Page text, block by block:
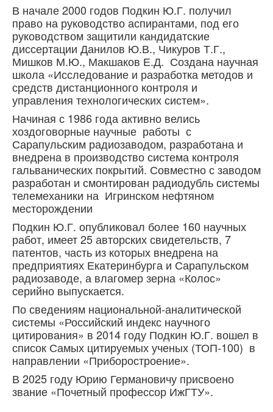
В начале 2000 годов Подкин Ю.Г. получил
право на руководство аспирантами, под его
руководством защитили кандидатские
диссертации Данилов Ю.В., Чикуров Т.Г.,
Мишков М.Ю., Макшаков Е.Д. Создана научная
школа «Исследование и разработка методов и
средств дистанционного контроля и
управления технологических систем».
Начиная с 1986 года активно велись
хоздоговорные научные работы с
Сарапульским радиозаводом, разработана и
внедрена в производство система контроля
гальванических покрытий. Совместно с заводом
разработан и смонтирован радиодубль системы
телемеханики на Игринском нефтяном
месторождении
Подкин Ю.Г. опубликовал более 160 научных
работ, имеет 25 авторских свидетельств, 7
патентов, часть из которых внедрена на
предприятиях Екатеринбурга и Сарапульском
радиозаводе, а влагомер зерна «Колос»
серийно выпускается.
По сведениям национальной-аналитической
системы «Российский индекс научного
цитирования» в 2014 году Подкин Ю.Г. вошел в
список Самых цитируемых ученых (ТОП-100) в
направлении «Приборостроение».
В 2025 году Юрию Германовичу присвоено
звание «Почетный профессор ИжГТУ».